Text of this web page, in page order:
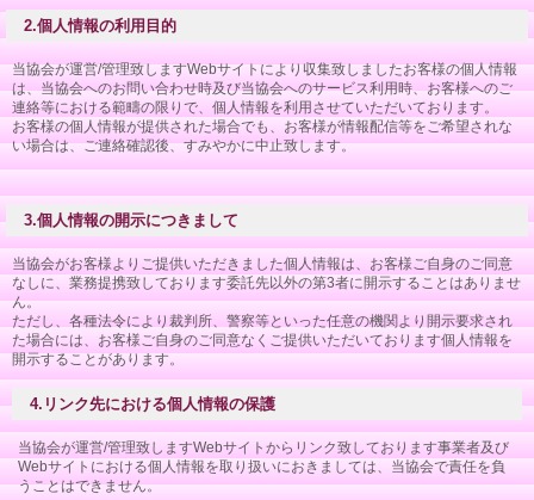
2.個人情報の利用目的
当協会が運営/管理致しますWebサイトにより収集致しましたお客様の個人情報
は、当協会へのお問い合わせ時及び当協会へのサービス利用時、お客様へのご
連絡等における範疇の限りで、個人情報を利用させていただいております。
お客様の個人情報が提供された場合でも、お客様が情報配信等をご希望されな
い場合は、ご連絡確認後、すみやかに中止致します。
3.個人情報の開示につきまして
当協会がお客様よりご提供いただきました個人情報は、お客様ご自身のご同意
なしに、業務提携致しております委託先以外の第3者に開示することはありませ
ん。
ただし、各種法令により裁判所、警察等といった任意の機関より開示要求され
た場合には、お客様ご自身のご同意なくご提供いただいております個人情報を
開示することがあります。
4.リンク先における個人情報の保護
当協会が運営/管理致しますWebサイトからリンク致しております事業者及び
Webサイトにおける個人情報を取り扱いにおきましては、当協会で責任を負
うことはできません。